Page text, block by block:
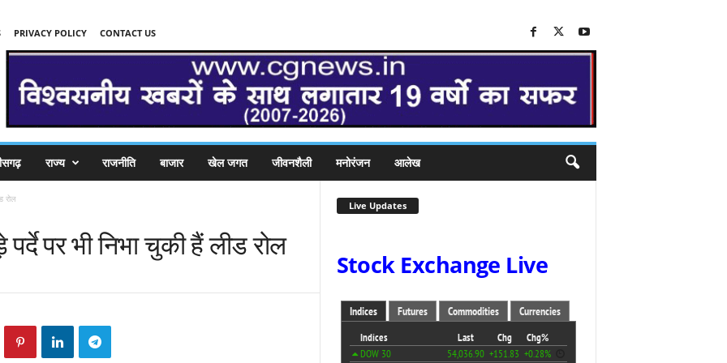
PRIVACY POLICY CONTACT US
राज्य राजनीति बाजार खेल जगत जीवनशैली मनोरंजन आलेख
रोल
पर भी निभा चुकी हैं लीड रोल
Live Updates
Stock Exchange Live